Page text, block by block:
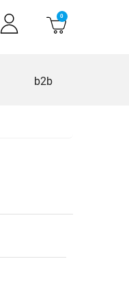
0
b2b